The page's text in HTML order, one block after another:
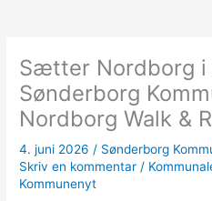
Sætter Nordborg
Sønderborg
Nordborg Walk &
4. juni 2026/ Sønderborg
Skriv en kommentar /
Kommunenyt